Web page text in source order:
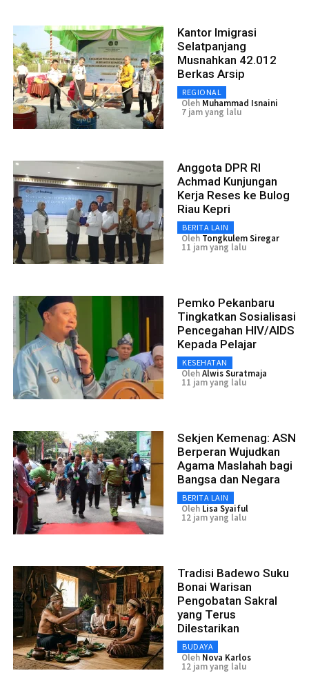
Kantor Imigrasi
Selatpanjang
Musnahkan 42.012
Berkas Arsip
REGIONAL
Oleh Muhammad Isnaini
7 jam yang lalu
Anggota DPR RI
Achmad Kunjungan
Kerja Reses ke Bulog
Riau Kepri
BERITA LAIN
Oleh Tongkulem Siregar
11 jam yang lalu
Pemko Pekanbaru
Tingkatkan Sosialisasi
Pencegahan HIV/AIDS
Kepada Pelajar
KESEHATAN
OlehAlwis Suratmaja
11 jam yang lalu
Sekjen Kemenag: ASN
Berperan Wujudkan
Agama Maslahah bagi
Bangsa dan Negara
BERITA LAIN
Oleh Lisa Syaiful
12 jam yang lalu
Tradisi Badewo Suku
Bonai Warisan
Pengobatan Sakral
yang Terus
Dilestarikan
BUDAYA
Oleh Nova Karlos
12 jam yang lalu